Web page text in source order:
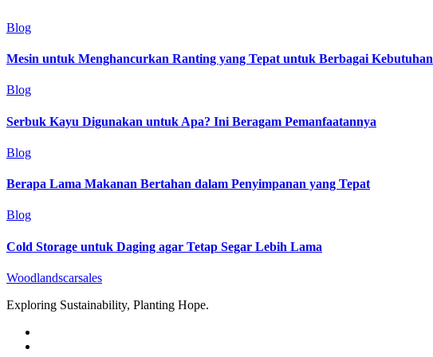
Blog
Mesin untuk Menghancurkan Ranting yang Tepat untuk Berbagai Kebutuhan
Blog
Serbuk Kayu Digunakan untuk Apa? Ini Beragam Pemanfaatannya
Blog
Berapa Lama Makanan Bertahan dalam Penyimpanan yang Tepat
Blog
Cold Storage untuk Daging agar Tetap Segar Lebih Lama
Woodlandscarsales
Exploring Sustainability, Planting Hope.